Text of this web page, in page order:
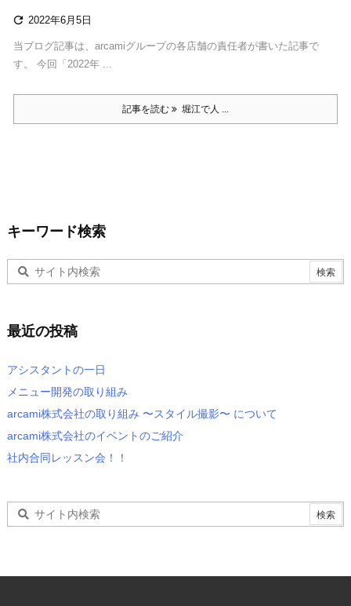
 2022年6月5日
当ブログ記事は、arcamiグループの各店舗の責任者が書いた記事で
す。 今回「2022年 ...
記事を読む 堀江で人 ...
キーワード検索
最近の投稿
アシスタントの一日
メニュー開発の取り組み
arcami株式会社の取り組み 〜スタイル撮影〜 について
arcami株式会社のイベントのご紹介
社内合同レッスン会！！